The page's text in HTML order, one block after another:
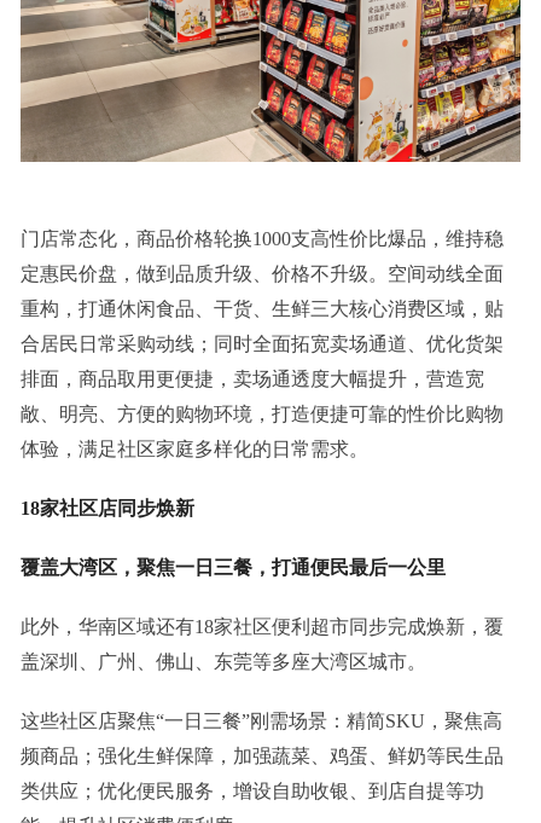
门店常态化，商品价格轮换1000支高性价比爆品，维持稳
定惠民价盘，做到品质升级、价格不升级。空间动线全面
重构，打通休闲食品、干货、生鲜三大核心消费区域，贴
合居民日常采购动线；同时全面拓宽卖场通道、优化货架
排面，商品取用更便捷，卖场通透度大幅提升，营造宽
敞、明亮、方便的购物环境，打造便捷可靠的性价比购物
体验，满足社区家庭多样化的日常需求。
18家社区店同步焕新
覆盖大湾区，聚焦一日三餐，打通便民最后一公里
此外，华南区域还有18家社区便利超市同步完成焕新，覆
盖深圳、广州、佛山、东莞等多座大湾区城市。
这些社区店聚焦“一日三餐”刚需场景：精简SKU，聚焦高
频商品；强化生鲜保障，加强蔬菜、鸡蛋、鲜奶等民生品
类供应；优化便民服务，增设自助收银、到店自提等功